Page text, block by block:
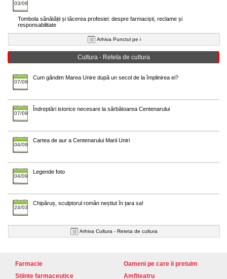
03/06
Tombola sănătății și tăcerea profesiei: despre farmaciști, reclame și
responsabilitate
Arhiva Punctul pe i
Cultura - Reteta de cultura
07/09
Cum gândim Marea Unire după un secol de la împlinirea ei?
07/09
Îndreptări istorice necesare la sărbătoarea Centenarului
04/09
Cartea de aur a Centenarului Marii Uniri
04/09
Legende foto
24/03
Chipăruș, sculptorul român neștiut în țara sa!
Arhiva Cultura - Reteta de cultura
Farmacie
Stiinte farmaceutice
Oameni pe care ii pretuim
Amfiteatru